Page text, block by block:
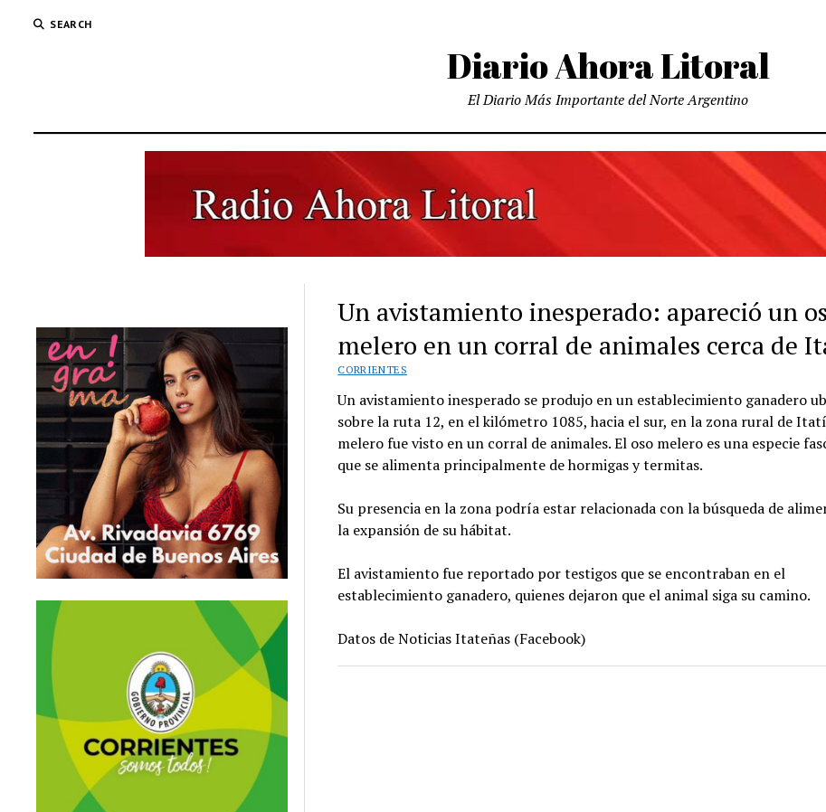
SEARCH
Diario Ahora Litoral
El Diario Más Importante del Norte Argentino
Un avistamiento inesperado: apareció un
melero en un corral de animales cerca de
CORRIENTES
Un avistamiento inesperado se produjo en un establecimiento ganadero
sobre la ruta 12, en el kilómetro 1085, hacia el sur, en la zona rural de
melero fue visto en un corral de animales. El oso melero es una especie
que se alimenta principalmente de hormigas y termitas.
Su presencia en la zona podría estar relacionada con la búsqueda de
la expansión de su hábitat.
El avistamiento fue reportado por testigos que se encontraban en el
establecimiento ganadero, quienes dejaron que el animal siga su camino.
Datos de Noticias Itateñas (Facebook)